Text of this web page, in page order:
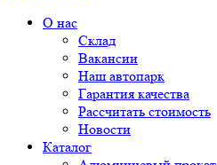
О нас
Склад
Вакансии
Наш автопарк
Гарантия качества
Рассчитать стоимость
Новости
Каталог